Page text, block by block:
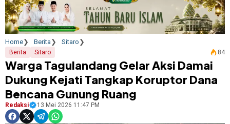
Home Berita Sitaro
Berita Sitaro 84
Warga Tagulandang Gelar Aksi Damai
Dukung Kejati Tangkap Koruptor Dana
Bencana Gunung Ruang
Redaksi 13 Mei 2026 11:47 PM